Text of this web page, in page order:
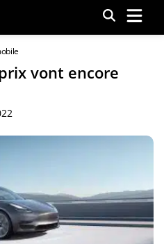
Menu
vont encore